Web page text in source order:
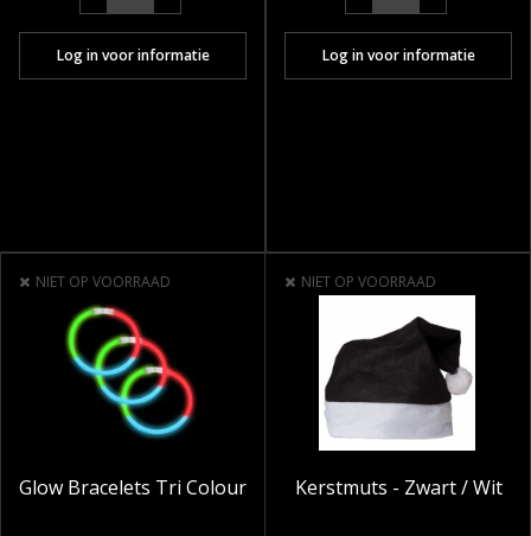
Log in voor informatie Log in voor informatie
NIET OP VOORRAAD
Glow Bracelets Tri Colour
NIET OP VOORRAAD
Kerstmuts - Zwart / Wit